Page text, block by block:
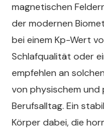
magnetischen
der modernen
bei einem Kp-Wert
Schlafqualität oder
empfehlen an
von physischem und
Berufsalltag. Ein
Körper dabei, die